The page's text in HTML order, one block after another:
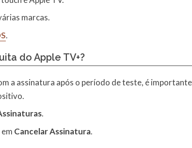
marcas.
.
do Apple TV+?
a assinatura após o período de teste, é
.
Cancelar Assinatura.